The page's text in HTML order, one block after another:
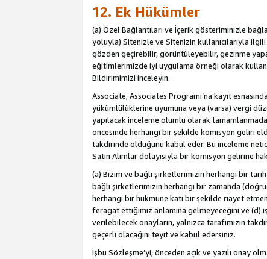
12. Ek Hükümler
(a) Özel Bağlantıları ve İçerik gösteriminizle
yoluyla) Sitenizle ve Sitenizin kullanıcılarıyla
gözden geçirebilir, görüntüleyebilir, gezinme
eğitimlerimizde iyi uygulama örneği olarak
Bildirimimizi inceleyin.
Associate, Associates Programı’na kayıt
yükümlülüklerine uyumuna veya (varsa) vergi
yapılacak inceleme olumlu olarak
öncesinde herhangi bir şekilde komisyon geliri
takdirinde olduğunu kabul eder. Bu inceleme
Satın Alımlar dolayısıyla bir komisyon gelirine
(a) Bizim ve bağlı şirketlerimizin herhangi bir
bağlı şirketlerimizin herhangi bir zamanda
herhangi bir hükmüne kati bir şekilde riayet
feragat ettiğimiz anlamına gelmeyeceğini ve (d)
verilebilecek onayların, yalnızca tarafımızın
geçerli olacağını teyit ve kabul edersiniz.
İşbu Sözleşme’yi, önceden açık ve yazılı onay